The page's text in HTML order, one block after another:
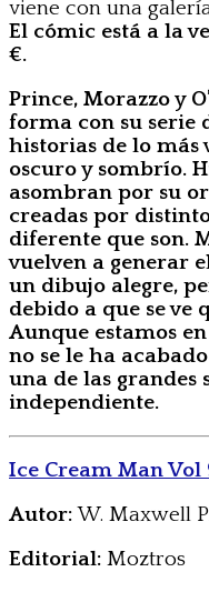
viene con una
El cómic está a la
€.
Prince, Morazzo y
forma con su serie
historias de lo más
oscuro y sombrío.
asombran por su
creadas por
diferente que son.
vuelven a generar
un dibujo alegre,
debido a que se ve
Aunque estamos
no se le ha
una de las grandes
independiente.
Ice Cream Man Vol
Autor:W. Maxwell
Editorial: Moztros